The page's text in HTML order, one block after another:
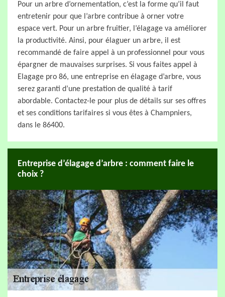
Pour un arbre d’ornementation, c’est la forme qu’il faut
entretenir pour que l’arbre contribue à orner votre
espace vert. Pour un arbre fruitier, l’élagage va améliorer
la productivité. Ainsi, pour élaguer un arbre, il est
recommandé de faire appel à un professionnel pour vous
épargner de mauvaises surprises. Si vous faites appel à
Elagage pro 86, une entreprise en élagage d’arbre, vous
serez garanti d’une prestation de qualité à tarif
abordable. Contactez-le pour plus de détails sur ses offres
et ses conditions tarifaires si vous êtes à Champniers,
dans le 86400.
Entreprise d’élagage d’arbre : comment faire le
choix ?